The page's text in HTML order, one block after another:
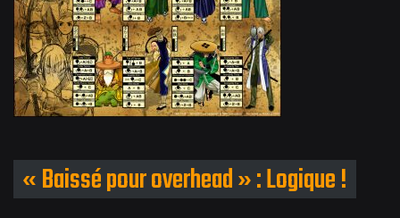
« Baissé pour overhead » : Logique !